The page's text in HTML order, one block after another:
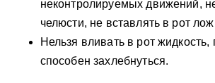
неконтролируемых движений,
челюсти, не вставлять в рот
Нельзя вливать в рот
способен захлебнуться.